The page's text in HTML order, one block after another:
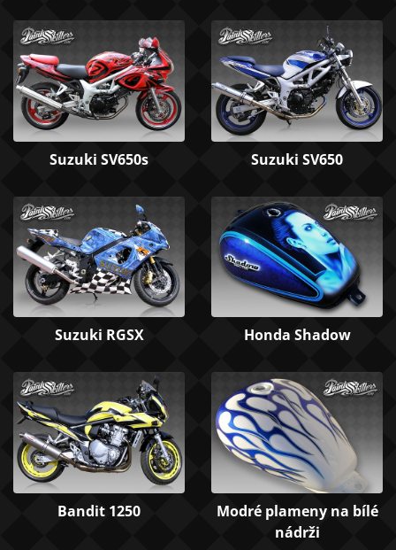
Suzuki SV650s Suzuki SV650
Suzuki RGSX Honda Shadow
Bandit 1250
Modré plameny na bílé
nádrži